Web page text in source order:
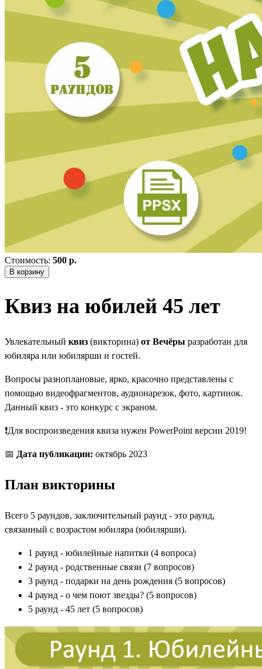
Стоимость: 500 р.
В корзину
Квиз на юбилей 45 лет
Увлекательный квиз (викторина) от Вечёры разработан для
юбиляра или юбилярши и гостей.
Вопросы разноплановые, ярко, красочно представлены с
помощью видеофрагментов, аудионарезок, фото, картинок.
Данный квиз - это конкурс с экраном.
❗Для воспроизведения квиза нужен PowerPoint версии 2019!
📅 Дата публикации: октябрь 2023
План викторины
Всего 5 раундов, заключительный раунд - это раунд,
связанный с возрастом юбиляра (юбилярши).
1 раунд - юбилейные напитки (4 вопроса)
2 раунд - родственные связи (7 вопросов)
3 раунд - подарки на день рождения (5 вопросов)
4 раунд - о чем поют звезды? (5 вопросов)
5 раунд - 45 лет (5 вопросов)